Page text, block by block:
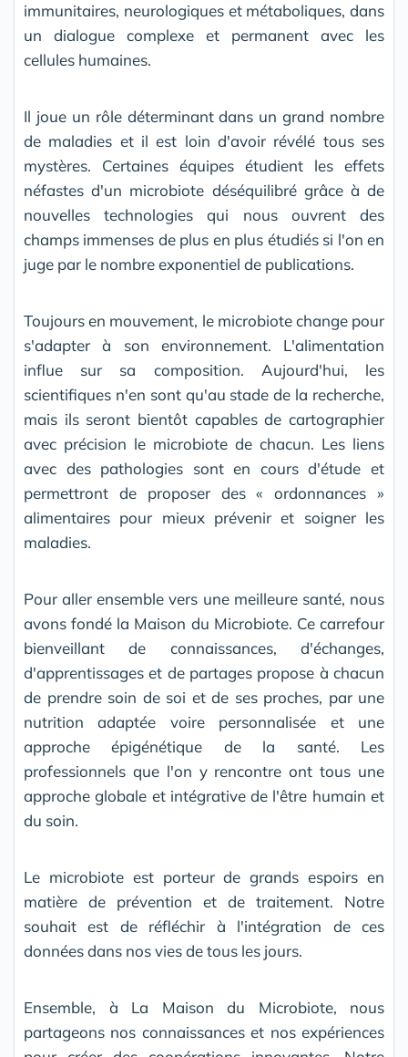
immunitaires, neurologiques et métaboliques, dans
un dialogue complexe et permanent avec les
cellules humaines.
Il joue un rôle déterminant dans un grand nombre
de maladies et il est loin d'avoir révélé tous ses
mystères. Certaines équipes étudient les effets
néfastes d'un microbiote déséquilibré grâce à de
nouvelles technologies qui nous ouvrent des
champs immenses de plus en plus étudiés si l'on en
juge par le nombre exponentiel de publications.
Toujours en mouvement, le microbiote change pour
s'adapter à son environnement. L'alimentation
influe sur sa composition. Aujourd'hui, les
scientifiques n'en sont qu'au stade de la recherche,
mais ils seront bientôt capables de cartographier
avec précision le microbiote de chacun. Les liens
avec des pathologies sont en cours d'étude et
permettront de proposer des « ordonnances »
alimentaires pour mieux prévenir et soigner les
maladies.
Pour aller ensemble vers une meilleure santé, nous
avons fondé la Maison du Microbiote. Ce carrefour
bienveillant de connaissances, d'échanges,
d'apprentissages et de partages propose à chacun
de prendre soin de soi et de ses proches, par une
nutrition adaptée voire personnalisée et une
approche épigénétique de la santé. Les
professionnels que l'on y rencontre ont tous une
approche globale et intégrative de l'être humain et
du soin.
Le microbiote est porteur de grands espoirs en
matière de prévention et de traitement. Notre
souhait est de réfléchir à l'intégration de ces
données dans nos vies de tous les jours.
Ensemble, à La Maison du Microbiote, nous
partageons nos connaissances et nos expériences